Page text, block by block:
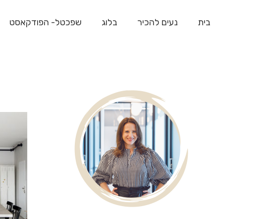
בית נעים להכיר בלוג שפכטל- הפודקאסט